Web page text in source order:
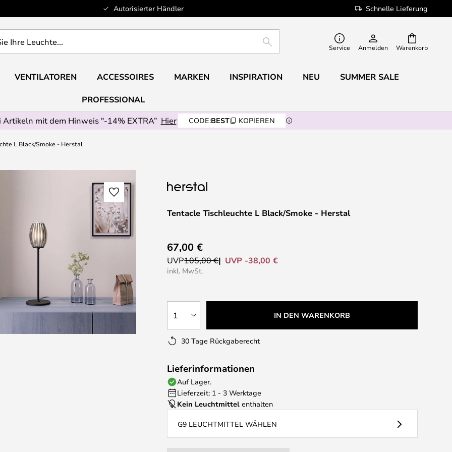
Autorisierter Händler Schnelle Lieferung
Warenkorb
SUCHE Service Anmelden
VENTILATOREN ACCESSOIRES MARKEN INSPIRATION NEU SUMMER SALE
PROFESSIONAL
mit dem Hinweis "-14% EXTRA” Hier CODE:BEST KOPIEREN
L Black/Smoke - Herstal
Tentacle Tischleuchte L Black/Smoke - Herstal
67,00 €
UVP105,00 € UVP -38,00 €
inkl. MwSt.
1 IN DEN WARENKORB
30 Tage Rückgaberecht
Lieferinformationen
Auf Lager.
Lieferzeit: 1 - 3 Werktage
Kein Leuchtmittel enthalten
G9 LEUCHTMITTEL WÄHLEN